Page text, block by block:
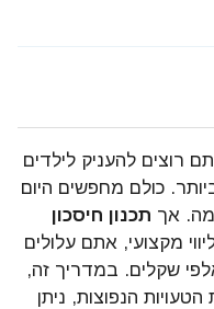
רוצים להעניק לילדים
כולם מחפשים היום
אך תכנון חיסכון
מקצועי, אתם עלולים
שקלים. במדריך זה,
הנפוצות, ניתן